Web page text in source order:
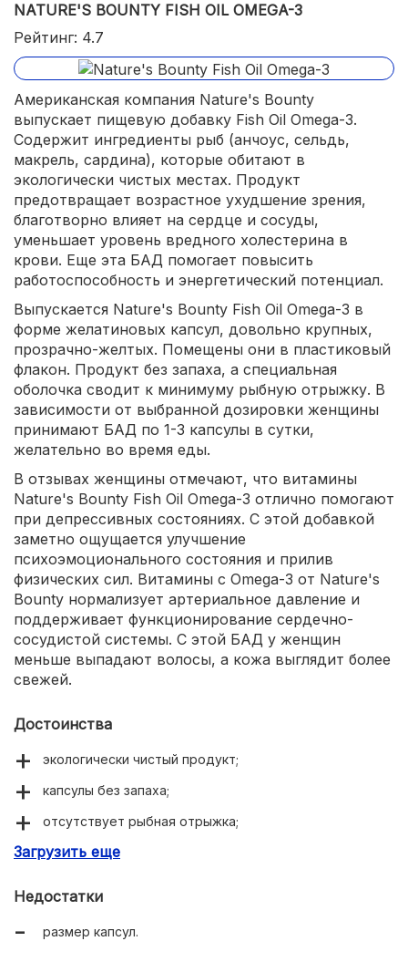
NATURE'S BOUNTY FISH OIL OMEGA-3
Рейтинг: 4.7
Американская компания Nature's Bounty
выпускает пищевую добавку Fish Oil Omega-3.
Содержит ингредиенты рыб (анчоус, сельдь,
макрель, сардина), которые обитают в
экологически чистых местах. Продукт
предотвращает возрастное ухудшение зрения,
благотворно влияет на сердце и сосуды,
уменьшает уровень вредного холестерина в
крови. Еще эта БАД помогает повысить
работоспособность и энергетический потенциал.
Выпускается Nature's Bounty Fish Oil Omega-3 в
форме желатиновых капсул, довольно крупных,
прозрачно-желтых. Помещены они в пластиковый
флакон. Продукт без запаха, а специальная
оболочка сводит к минимуму рыбную отрыжку. В
зависимости от выбранной дозировки женщины
принимают БАД по 1-3 капсулы в сутки,
желательно во время еды.
В отзывах женщины отмечают, что витамины
Nature's Bounty Fish Oil Omega-3 отлично помогают
при депрессивных состояниях. С этой добавкой
заметно ощущается улучшение
психоэмоционального состояния и прилив
физических сил. Витамины с Omega-3 от Nature's
Bounty нормализует артериальное давление и
поддерживает функционирование сердечно-
сосудистой системы. С этой БАД у женщин
меньше выпадают волосы, а кожа выглядит более
свежей.
Достоинства
экологически чистый продукт;
капсулы без запаха;
отсутствует рыбная отрыжка;
улучшают настроение;
Загрузить еще
Недостатки
размер капсул.